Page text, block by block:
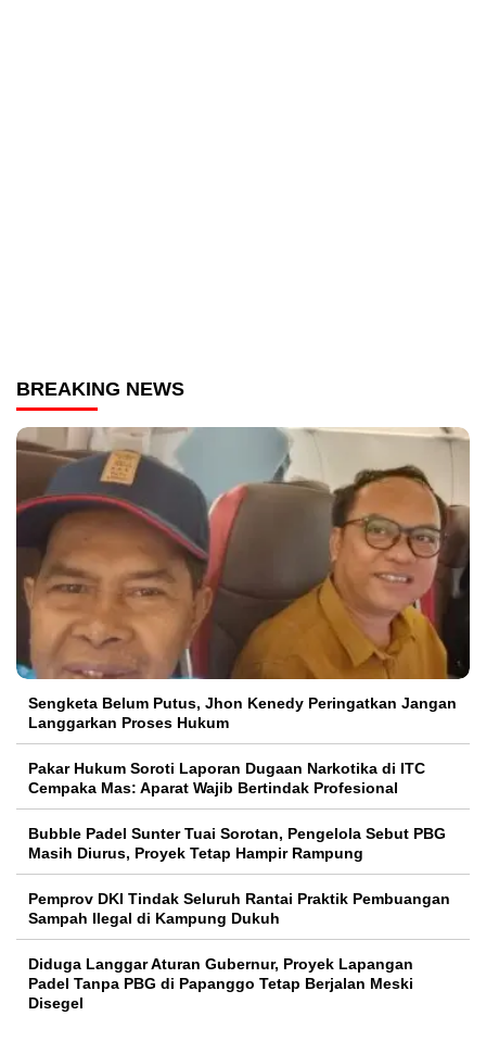
BREAKING NEWS
Sengketa Belum Putus, Jhon Kenedy Peringatkan Jangan
Langgarkan Proses Hukum
Pakar Hukum Soroti Laporan Dugaan Narkotika di ITC
Cempaka Mas: Aparat Wajib Bertindak Profesional
Bubble Padel Sunter Tuai Sorotan, Pengelola Sebut PBG
Masih Diurus, Proyek Tetap Hampir Rampung
Pemprov DKI Tindak Seluruh Rantai Praktik Pembuangan
Sampah Ilegal di Kampung Dukuh
Diduga Langgar Aturan Gubernur, Proyek Lapangan
Padel Tanpa PBG di Papanggo Tetap Berjalan Meski
Disegel